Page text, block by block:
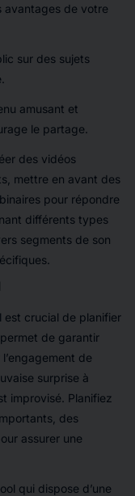
avantages de votre
sur des sujets
amusant et
le partage.
des vidéos
mettre en avant des
pour répondre
différents types
segments de son
est crucial de planifier
de garantir
de
surprise à
improvisé. Planifiez
des
assurer une
qui dispose d’une